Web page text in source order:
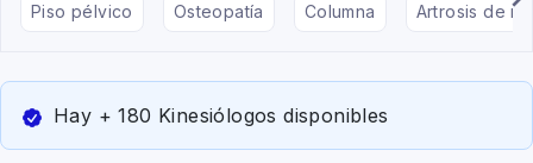
Piso pélvico Osteopatía Columna Artrosis de
Hay + 180 Kinesiólogos disponibles